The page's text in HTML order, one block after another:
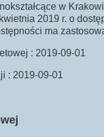
w
2019 r. o
ma
: 2019-09-01
: 2019-09-01